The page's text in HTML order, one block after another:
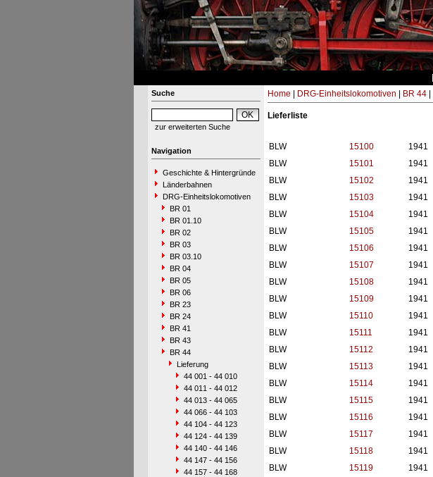
Suche
zur erweiterten Suche
Navigation
Geschichte & Hintergründe
Länderbahnen
DRG-Einheitslokomotiven
BR 01
BR 01.10
BR 02
BR 03
BR 03.10
BR 04
BR 05
BR 06
BR 23
BR 24
BR 41
BR 43
BR 44
Lieferung
44 001 - 44 010
44 011 - 44 012
44 013 - 44 065
44 066 - 44 103
44 104 - 44 123
44 124 - 44 139
44 140 - 44 146
44 147 - 44 156
44 157 - 44 168
Home DRG-Einheitslokomotiven BR 44|
Lieferliste
BLW 15100 1941
BLW
15101 1941
BLW
15102 1941
BLW
15103 1941
BLW
15104 1941
BLW
15105 1941
BLW
15106 1941
BLW
15107 1941
BLW
15108 1941
BLW
15109 1941
BLW
15110 1941
BLW
15111 1941
BLW
15112 1941
BLW
15113 1941
BLW
15114 1941
BLW
15115 1941
BLW
15116 1941
BLW
15117 1941
BLW
15118 1941
BLW
15119 1941